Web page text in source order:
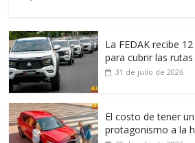
La FEDAK recibe
para cubrir las
31 de julio de 2026
El costo de tener
protagonismo a la